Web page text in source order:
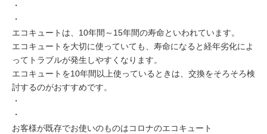
・
・
エコキュートは、10年間～15年間の寿命といわれています。
エコキュートを大切に使っていても、寿命になると経年劣化によ
ってトラブルが発生しやすくなります。
エコキュートを10年間以上使っているときは、交換をそろそろ検
討するのがおすすめです。
・
・
お客様が既存でお使いのものはコロナのエコキュート